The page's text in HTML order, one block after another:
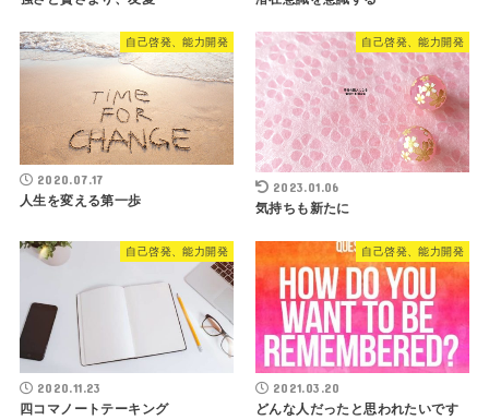
自己啓発、能力開発
2020.07.17
人生を変える第一歩
自己啓発、能力開発
2023.01.06
気持ちも新たに
自己啓発、能力開発
2020.11.23
四コマノートテーキング
自己啓発、能力開発
2021.03.20
どんな人だったと思われたいです